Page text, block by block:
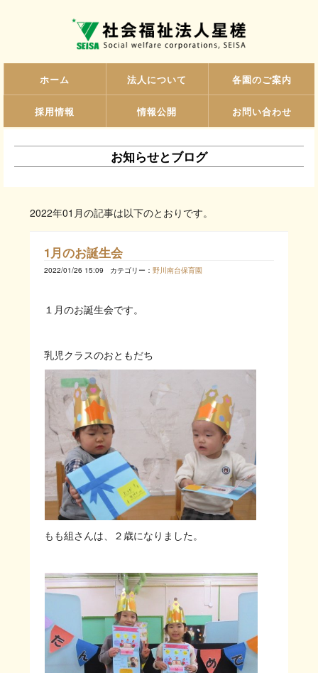
ホーム 法人について 各園のご案内
採用情報 情報公開 お問い合わせ
お知らせとブログ
2022年01月の記事は以下のとおりです。
1月のお誕生会
2022/01/26 15:09 カテゴリー： 野川南台保育園
１月のお誕生会です。
乳児クラスのおともだち
もも組さんは、２歳になりました。